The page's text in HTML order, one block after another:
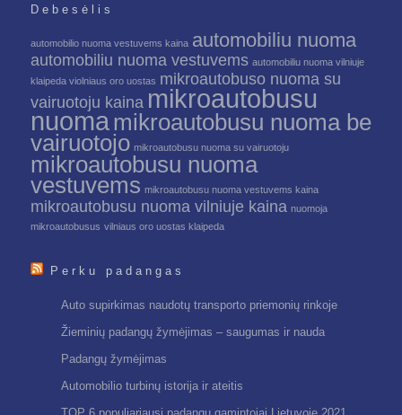
Debesėlis
automobilio nuoma vestuvems kaina automobiliu nuoma
automobiliu nuoma vestuvems automobiliu nuoma vilniuje
klaipeda violniaus oro uostas mikroautobuso nuoma su
vairuotoju kaina mikroautobusu
nuomamikroautobusu nuoma be
vairuotojo mikroautobusu nuoma su vairuotoju
mikroautobusu nuoma
vestuvems mikroautobusu nuoma vestuvems kaina
mikroautobusu nuoma vilniuje kaina nuomoja
mikroautobusus vilniaus oro uostas klaipeda
Perku padangas
Auto supirkimas naudotų transporto priemonių rinkoje
Žieminių padangų žymėjimas – saugumas ir nauda
Padangų žymėjimas
Automobilio turbinų istorija ir ateitis